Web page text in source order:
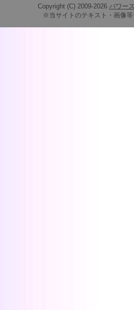
Copyright (C) 2009-2026 パワー
※当サイトのテキスト・画像